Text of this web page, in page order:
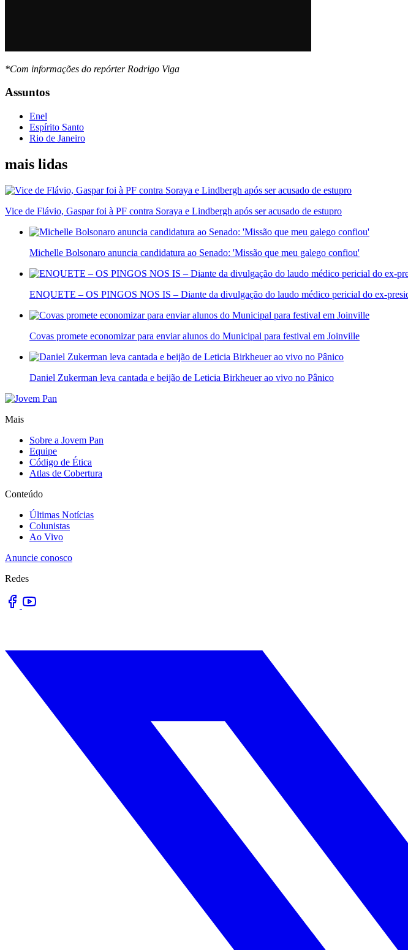
*Com informações do repórter Rodrigo Viga
Assuntos
Enel
Espírito Santo
Rio de Janeiro
mais lidas
Vice de Flávio, Gaspar foi à PF contra Soraya e Lindbergh após ser acusado de estupro
Michelle Bolsonaro anuncia candidatura ao Senado: 'Missão que meu galego confiou'
ENQUETE – OS PINGOS NOS IS – Diante da divulgação do laudo médico pericial do ex-
Covas promete economizar para enviar alunos do Municipal para festival em Joinville
Daniel Zukerman leva cantada e beijão de Leticia Birkheuer ao vivo no Pânico
Mais
Sobre a Jovem Pan
Equipe
Código de Ética
Atlas de Cobertura
Conteúdo
Últimas Notícias
Colunistas
Ao Vivo
Anuncie conosco
Redes